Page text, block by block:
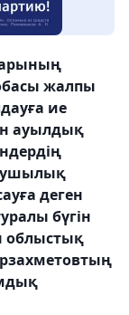
жалпы
ие
ауылдық
деген
бүгін
облыстық